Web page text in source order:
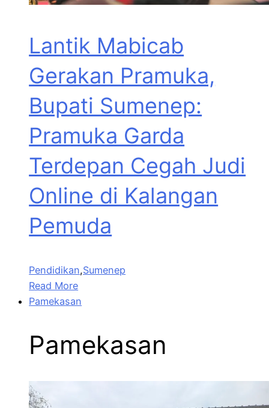
Lantik Mabicab
Gerakan Pramuka,
Bupati Sumenep:
Pramuka Garda
Terdepan Cegah Judi
Online di Kalangan
Pemuda
Pendidikan,Sumenep
Read More
Pamekasan
Pamekasan